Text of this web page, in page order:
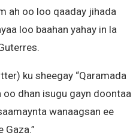
ah oo loo qaaday jihada
loo baahan yahay in la
ku sheegay “Qaramada
dhan isugu gayn doontaa
wanaagsan ee
Gaza.”